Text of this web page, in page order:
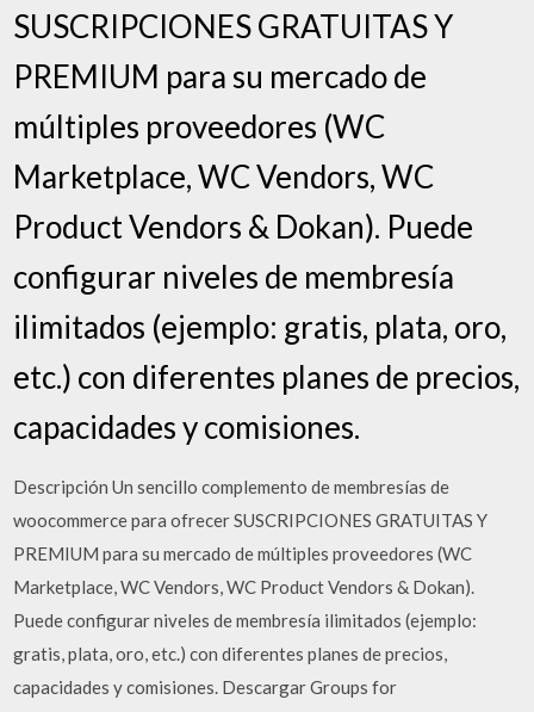
SUSCRIPCIONES GRATUITAS Y
PREMIUM para su mercado de
múltiples proveedores (WC
Marketplace, WC Vendors, WC
Product Vendors & Dokan). Puede
configurar niveles de membresía
ilimitados (ejemplo: gratis, plata, oro,
etc.) con diferentes planes de precios,
capacidades y comisiones.
Descripción Un sencillo complemento de membresías de
woocommerce para ofrecer SUSCRIPCIONES GRATUITAS Y
PREMIUM para su mercado de múltiples proveedores (WC
Marketplace, WC Vendors, WC Product Vendors & Dokan).
Puede configurar niveles de membresía ilimitados (ejemplo:
gratis, plata, oro, etc.) con diferentes planes de precios,
capacidades y comisiones. Descargar Groups for